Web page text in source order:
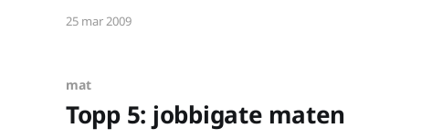
desserten. Och... är det bara jag?
25 mar 2009
mat
Topp 5: jobbigate maten